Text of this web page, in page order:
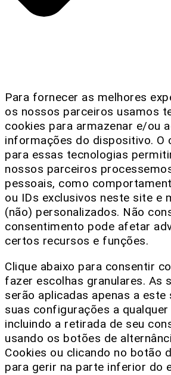
Para fornecer as melhores
os nossos parceiros usamos
cookies para armazenar e/ou
informações do dispositivo. O
para essas tecnologias
nossos parceiros
pessoais, como
ou IDs exclusivos neste site e
(não) personalizados. Não
consentimento pode afetar
certos recursos e funções.
Clique abaixo para consentir
fazer escolhas granulares. As
serão aplicadas apenas a
suas configurações a
incluindo a retirada de seu
usando os botões de
Cookies ou clicando no botão
para gerir na parte inferior do